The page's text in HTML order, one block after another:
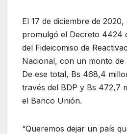
El 17 de diciembre de
promulgó el Decreto 4424
del Fideicomiso de
Nacional, con un monto de
De ese total, Bs 468,4
través del BDP y Bs 472,7
el Banco Unión.
“Queremos dejar un país